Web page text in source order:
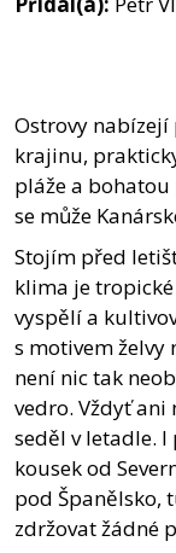
Ostrovy nabízejí
krajinu,
pláže a
se může
Stojím před
klima je
vyspělí a
s motivem želvy
není nic tak
vedro. Vždyť
seděl v letadle. I
kousek od
pod Španělsko,
zdržovat žádné